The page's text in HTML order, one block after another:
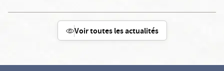
Voir toutes les actualités